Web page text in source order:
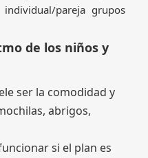
individual/pareja grupos
de los niños y
ser la comodidad y
abrigos,
si el plan es